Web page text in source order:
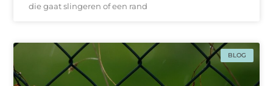
die gaat slingeren of een rand
BLOG